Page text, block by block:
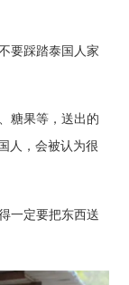
要踩踏泰国人家
糖果等，送出的
人，会被认为很
一定要把东西送